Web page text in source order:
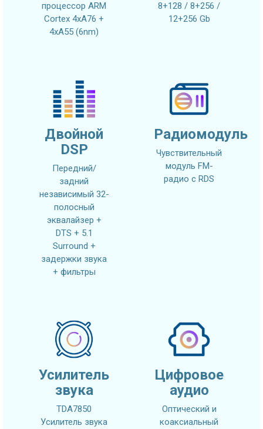
процессор ARM
Cortex 4xA76 +
4xA55 (6nm)
8+128 / 8+256 /
12+256 Gb
Двойной
DSP
Передний/
задний
независимый 32-
полосный
эквалайзер +
DTS + 5.1
Surround +
задержки звука
+ фильтры
Радиомодуль
Чувствительный
модуль FM-
радио с RDS
Усилитель
звука
TDA7850
Усилитель звука
Цифровое
аудио
Оптический и
коаксиальный